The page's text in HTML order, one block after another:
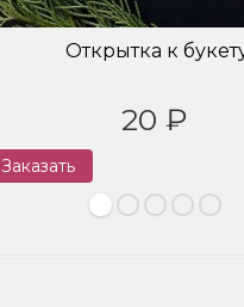
Открытка к
20 ₽
Заказать